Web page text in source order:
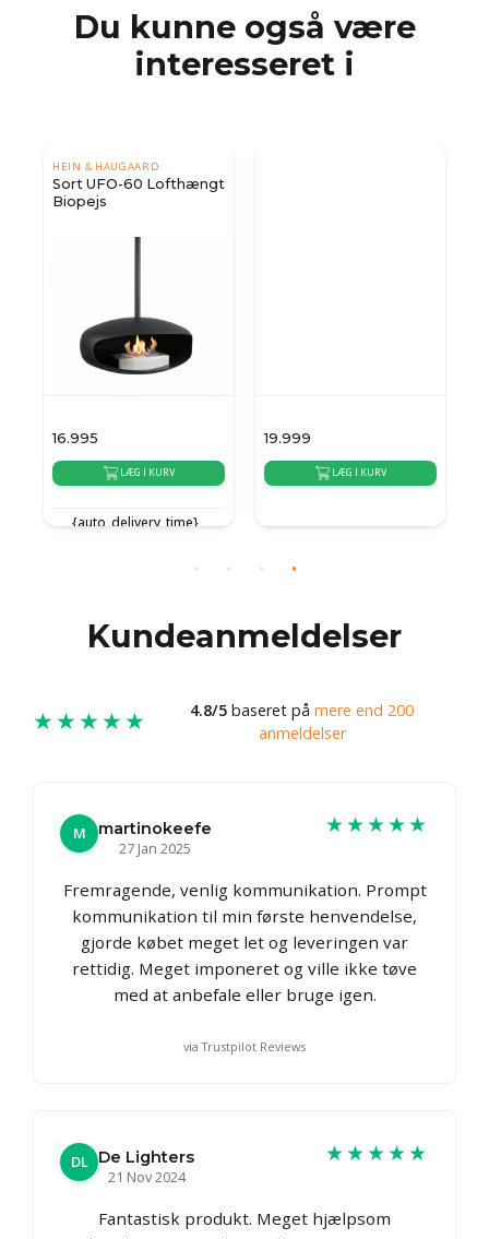
Du kunne også være
interesseret i
HEIN & HAUGAARD
Sort UFO-60 Lofthængt
Biopejs
16.995
LÆG I KURV
{auto_delivery_time}
19.999
LÆG I KURV
Kundeanmeldelser
★★★★★ 4.8/5 baseret på mere end 200
anmeldelser
M
martinokeefe
27 Jan 2025
★★★★★
Fremragende, venlig kommunikation. Prompt
kommunikation til min første henvendelse,
gjorde købet meget let og leveringen var
rettidig. Meget imponeret og ville ikke tøve
med at anbefale eller bruge igen.
via Trustpilot Reviews
DL De Lighters
21 Nov 2024
★★★★★
Fantastisk produkt. Meget hjælpsom